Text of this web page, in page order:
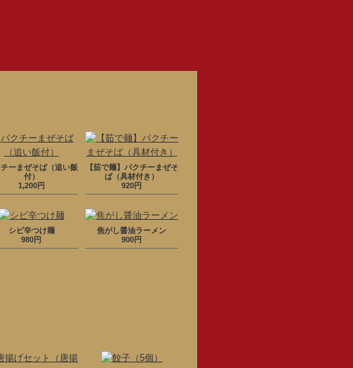
ーまぜそば（追い飯
付）
1,200円
【茹で麺】パクチーまぜそ
ば（具材付き）
920円
シビ辛つけ麺
980円
焦がし醤油ラーメン
900円